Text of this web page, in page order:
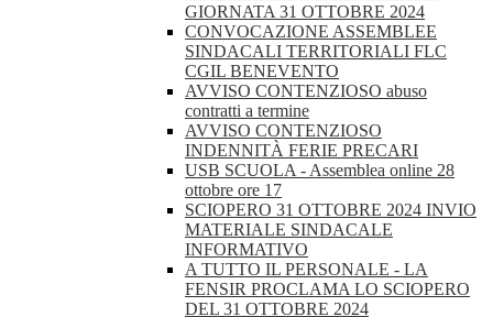
GIORNATA 31 OTTOBRE 2024
CONVOCAZIONE ASSEMBLEE
SINDACALI TERRITORIALI FLC
CGIL BENEVENTO
AVVISO CONTENZIOSO abuso
contratti a termine
AVVISO CONTENZIOSO
INDENNITÀ FERIE PRECARI
USB SCUOLA - Assemblea online 28
ottobre ore 17
SCIOPERO 31 OTTOBRE 2024 INVIO
MATERIALE SINDACALE
INFORMATIVO
A TUTTO IL PERSONALE - LA
FENSIR PROCLAMA LO SCIOPERO
DEL 31 OTTOBRE 2024